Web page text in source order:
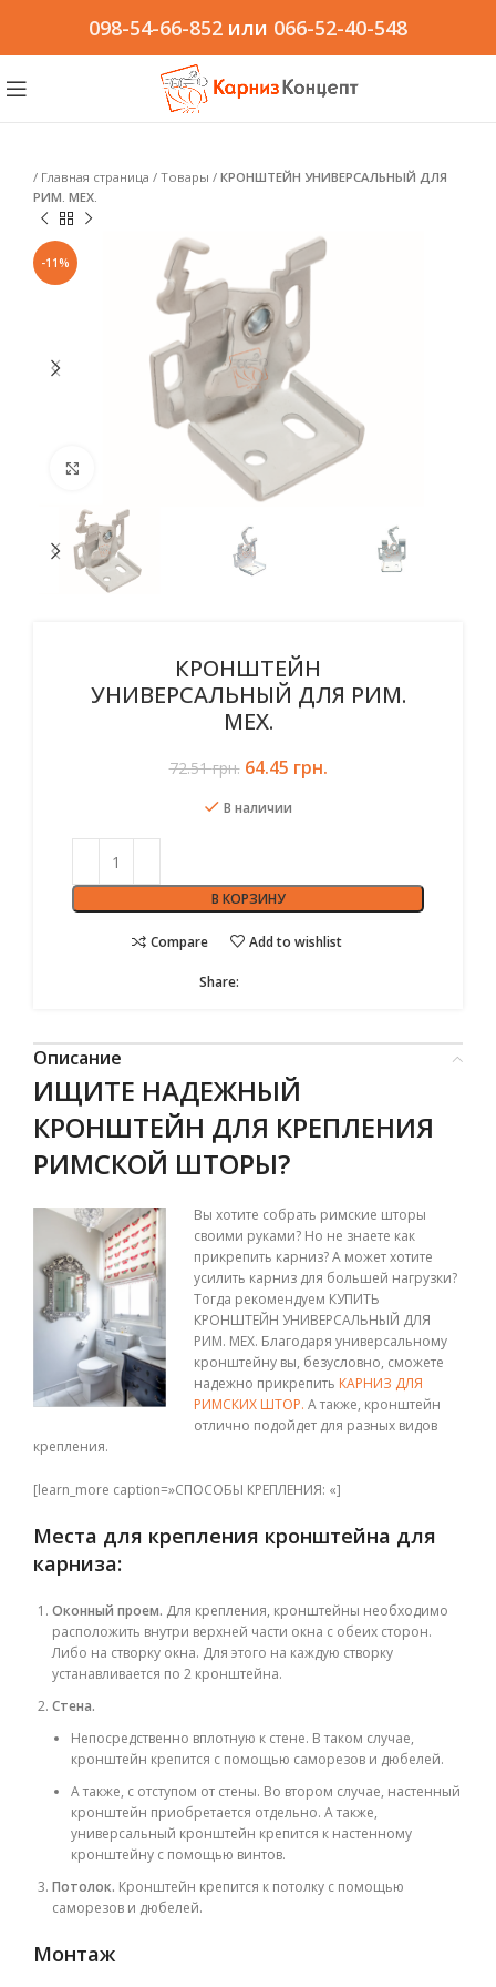
098-54-66-852 или 066-52-40-548
/ Главная страница / Товары / КРОНШТЕЙН УНИВЕРСАЛЬНЫЙ ДЛЯ
РИМ. МЕХ.
-11%
КРОНШТЕЙН
УНИВЕРСАЛЬНЫЙ ДЛЯ РИМ.
МЕХ.
72.51грн.
Первоначальная цена
64.45 грн.
В наличии
В КОРЗИНУ
Compare Add to wishlist
Share:
Описание
ИЩИТЕ НАДЕЖНЫЙ
КРОНШТЕЙН ДЛЯ КРЕПЛЕНИЯ
РИМСКОЙ ШТОРЫ?
Вы хотите собрать римские шторы
своими руками? Но не знаете как
прикрепить карниз? А может хотите
усилить карниз для большей нагрузки?
Тогда рекомендуем КУПИТЬ
КРОНШТЕЙН УНИВЕРСАЛЬНЫЙ ДЛЯ
РИМ. МЕХ. Благодаря универсальному
кронштейну вы, безусловно, сможете
надежно прикрепить КАРНИЗ ДЛЯ
РИМСКИХ ШТОР. А также, кронштейн
отлично подойдет для разных видов
крепления.
[learn_more caption=»СПОСОБЫ КРЕПЛЕНИЯ: «]
Места для крепления кронштейна для
карниза:
Оконный проем. Для крепления, кронштейны необходимо
расположить внутри верхней части окна с обеих сторон.
Либо на створку окна. Для этого на каждую створку
устанавливается по 2 кронштейна.
Стена.
Непосредственно вплотную к стене. В таком случае,
кронштейн крепится с помощью саморезов и дюбелей.
А также, с отступом от стены. Во втором случае, настенный
кронштейн приобретается отдельно. А также,
универсальный кронштейн крепится к настенному
кронштейну с помощью винтов.
Потолок. Кронштейн крепится к потолку с помощью
саморезов и дюбелей.
Монтаж